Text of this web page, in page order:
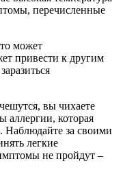
перечисленные
может
привести к другим
вы чихаете
аллергии, которая
Наблюдайте за своими
легкие
не пройдут –